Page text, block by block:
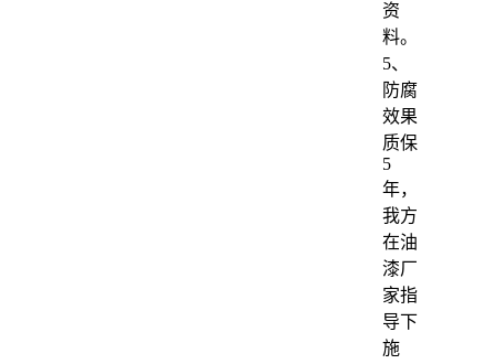
资
料。
5、
防腐
效果
质保
5
年，
我方
在油
漆厂
家指
导下
施